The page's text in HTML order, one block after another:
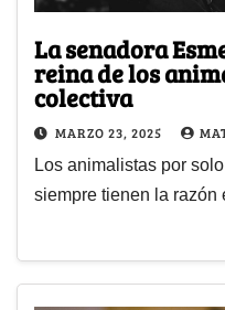
La senadora
reina de los
colectiva
MARZO 23, 2025
Los animalistas por
siempre tienen la razón